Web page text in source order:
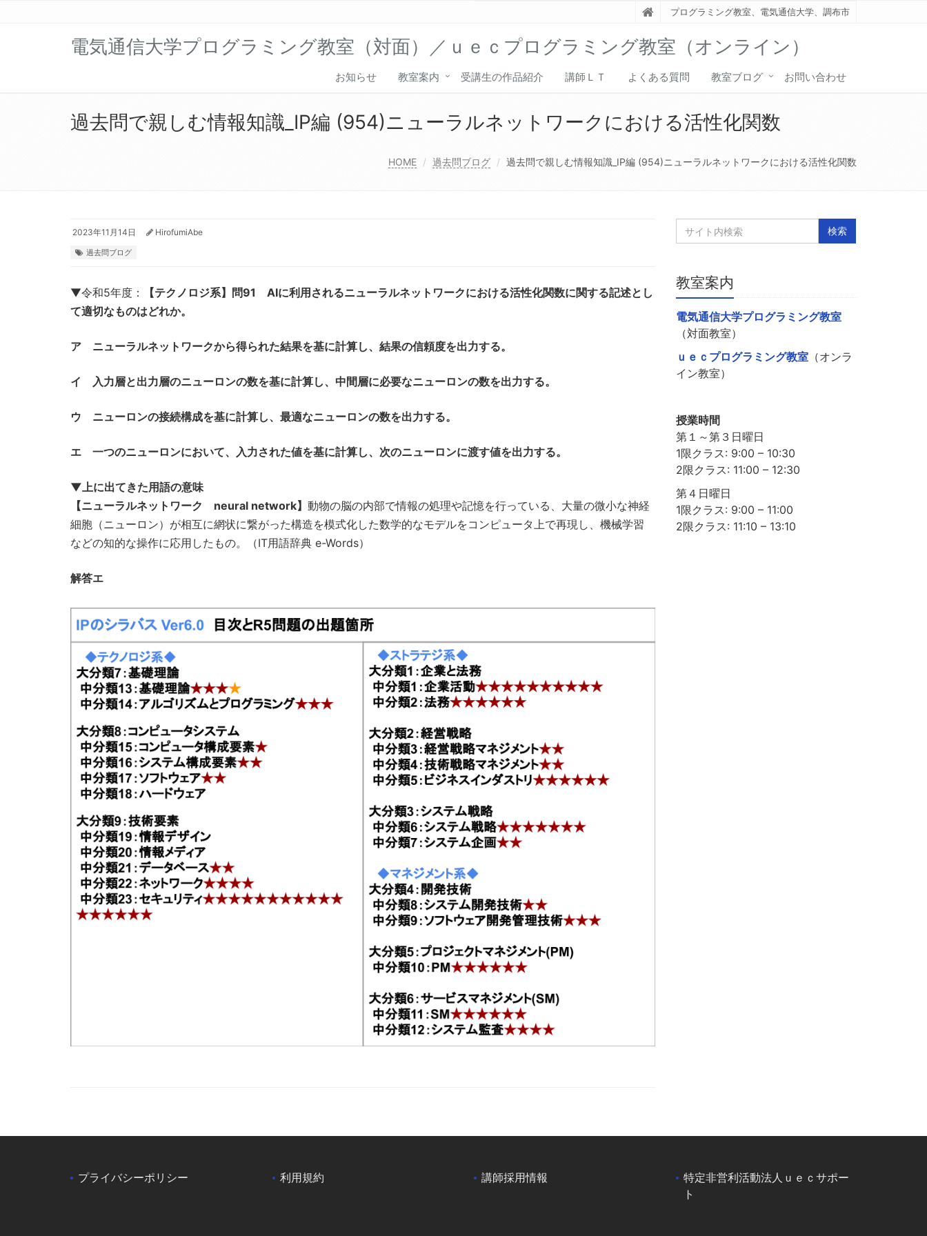
プログラミング教室、電気通信大学、調布市
電気通信大学プログラミング教室（対面）／ｕｅｃプログラミング教室（オンライン）
お知らせ 教室案内 受講生の作品紹介 講師ＬＴ よくある質問 教室ブログ お問い合わせ
過去問で親しむ情報知識_IP編 (954)ニューラルネットワークにおける活性化関数
HOME 過去問ブログ 過去問で親しむ情報知識_IP編 (954)ニューラルネットワークにおける活性化関数
2023年11月14日 HirofumiAbe
過去問ブログ
▼令和5年度：
【テクノロジ系】問91 AIに利用されるニューラルネットワークにおける活性化関数に関する記述とし
て適切なものはどれか。
ア ニューラルネットワークから得られた結果を基に計算し、結果の信頼度を出力する。
イ 入力層と出力層のニューロンの数を基に計算し、中間層に必要なニューロンの数を出力する。
ウ ニューロンの接続構成を基に計算し、最適なニューロンの数を出力する。
エ 一つのニューロンにおいて、入力された値を基に計算し、次のニューロンに渡す値を出力する。
▼上に出てきた用語の意味
【ニューラルネットワーク neural network】 動物の脳の内部で情報の処理や記憶を行っている、大量の微小な神経
細胞（ニューロン）が相互に網状に繋がった構造を模式化した数学的なモデルをコンピュータ上で再現し、機械学習
などの知的な操作に応用したもの。（IT用語辞典 e-Words）
解答エ
教室案内
電気通信大学プログラミング教室
（対面教室）
ｕｅｃプログラミング教室（オンラ
イン教室）
授業時間
第１～第３日曜日
1限クラス: 9:00 – 10:30
2限クラス: 11:00 – 12:30
第４日曜日
1限クラス: 9:00 – 11:00
2限クラス: 11:10 – 13:10
プライバシーポリシー 利用規約 講師採用情報
特定非営利活動法人ｕｅｃサポー
ト